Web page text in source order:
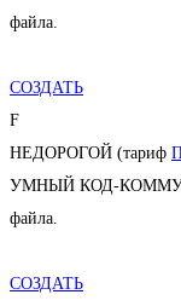
файла.
СОЗДАТЬ
F
НЕДОРОГОЙ (тариф
УМНЫЙ КОД-
файла.
СОЗДАТЬ